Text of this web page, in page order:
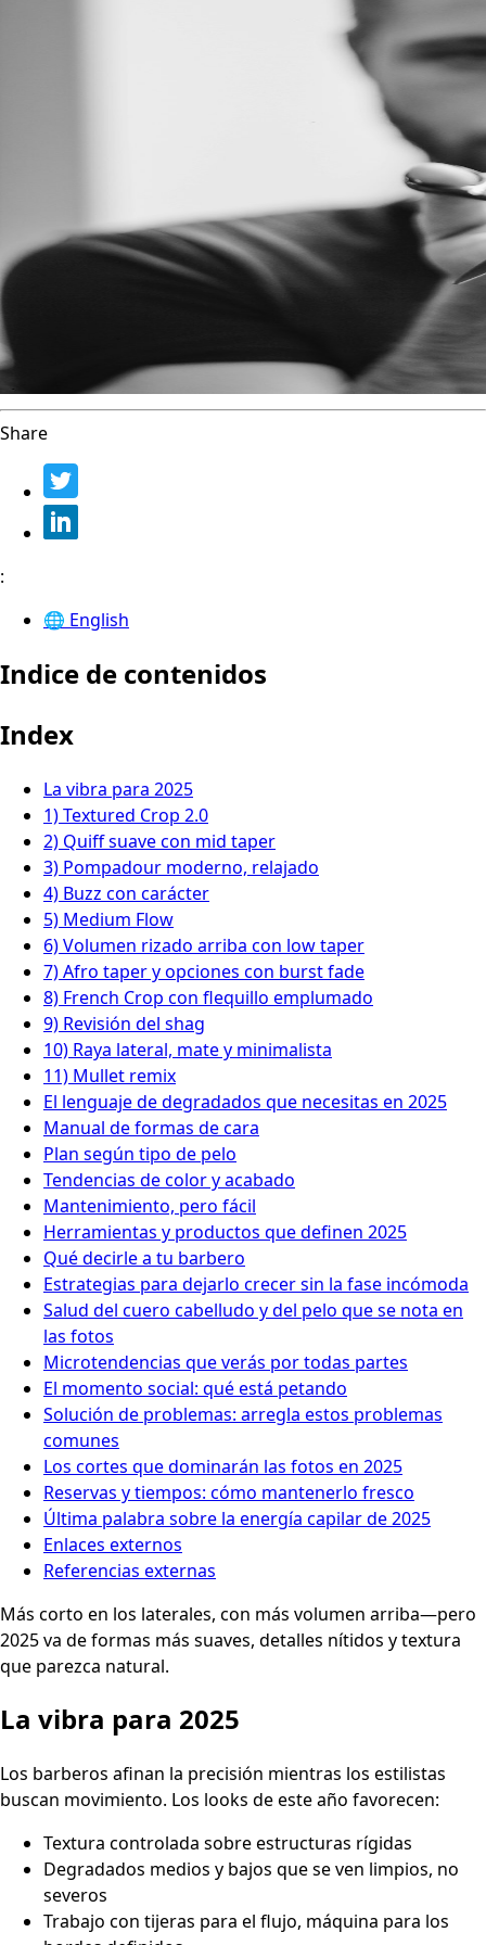
Share
:
🌐 English
Indice de contenidos
Index
La vibra para 2025
1) Textured Crop 2.0
2) Quiff suave con mid taper
3) Pompadour moderno, relajado
4) Buzz con carácter
5) Medium Flow
6) Volumen rizado arriba con low taper
7) Afro taper y opciones con burst fade
8) French Crop con flequillo emplumado
9) Revisión del shag
10) Raya lateral, mate y minimalista
11) Mullet remix
El lenguaje de degradados que necesitas en 2025
Manual de formas de cara
Plan según tipo de pelo
Tendencias de color y acabado
Mantenimiento, pero fácil
Herramientas y productos que definen 2025
Qué decirle a tu barbero
Estrategias para dejarlo crecer sin la fase incómoda
Salud del cuero cabelludo y del pelo que se nota en
las fotos
Microtendencias que verás por todas partes
El momento social: qué está petando
Solución de problemas: arregla estos problemas
comunes
Los cortes que dominarán las fotos en 2025
Reservas y tiempos: cómo mantenerlo fresco
Última palabra sobre la energía capilar de 2025
Enlaces externos
Referencias externas
Más corto en los laterales, con más volumen arriba—pero
2025 va de formas más suaves, detalles nítidos y textura
que parezca natural.
La vibra para 2025
Los barberos afinan la precisión mientras los estilistas
buscan movimiento. Los looks de este año favorecen:
Textura controlada sobre estructuras rígidas
Degradados medios y bajos que se ven limpios, no
severos
Trabajo con tijeras para el flujo, máquina para los